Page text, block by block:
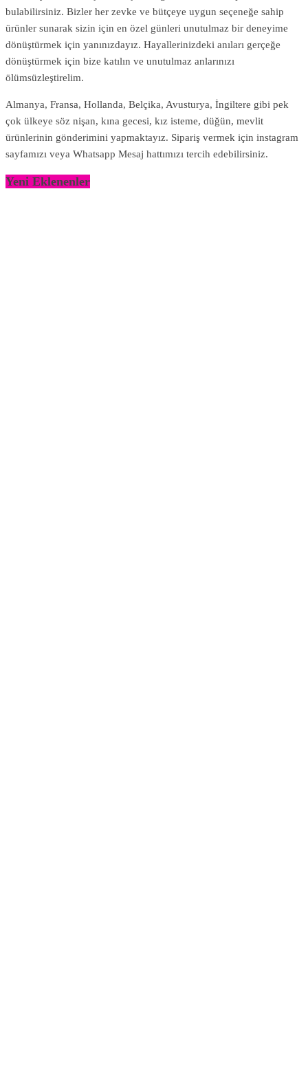
bulabilirsiniz. Bizler her zevke ve bütçeye uygun seçeneğe sahip
ürünler sunarak sizin için en özel günleri unutulmaz bir deneyime
dönüştürmek için yanınızdayız. Hayallerinizdeki anıları gerçeğe
dönüştürmek için bize katılın ve unutulmaz anlarınızı
ölümsüzleştirelim.
Almanya, Fransa, Hollanda, Belçika, Avusturya, İngiltere gibi pek
çok ülkeye söz nişan, kına gecesi, kız isteme, düğün, mevlit
ürünlerinin gönderimini yapmaktayız. Sipariş vermek için instagram
sayfamızı veya Whatsapp Mesaj hattımızı tercih edebilirsiniz.
Yeni Eklenenler